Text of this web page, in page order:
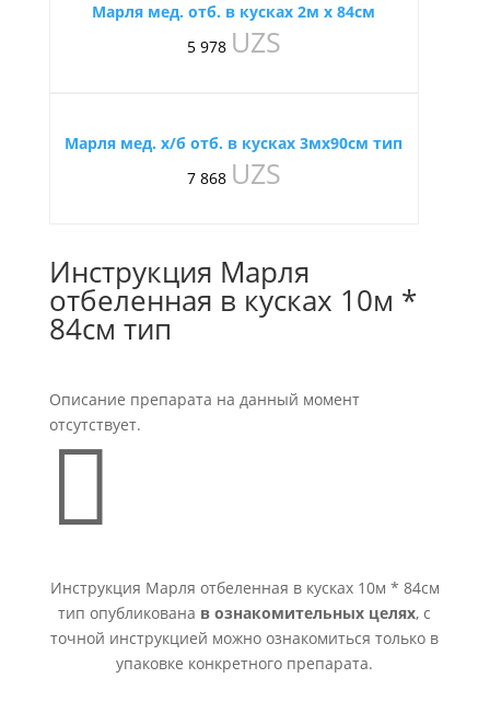
Марля мед. отб. в кусках 2м х 84см
5 978 UZS
Марля мед. х/б отб. в кусках 3мх90см тип
7 868 UZS
Инструкция Марля
отбеленная в кусках 10м *
84см тип
Описание препарата на данный момент
отсутствует.

Инструкция Марля отбеленная в кусках 10м * 84см
тип опубликована в ознакомительных целях, с
точной инструкцией можно ознакомиться только в
упаковке конкретного препарата.